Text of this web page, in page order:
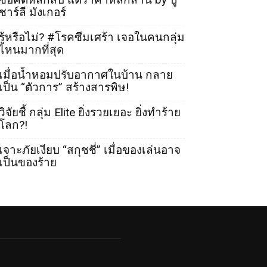
าร์ลี มังเกอร์
หรือไม่? #โรคซึมเศร้า เจอในคนกลุ่ม
หนมากที่สุด
มื่อน้ำหอมปรับอากาศในบ้าน กลาย
ป็น “ตัวการ” สร้างสารพิษ!
จัยชี้ กลุ่ม Elite ยิ่งรวยเยอะ ยิ่งทำร้าย
ลก?!
จาะภัยเงียบ “สกุชชี่” เมื่อของเล่นอาจ
ป็นของร้าย